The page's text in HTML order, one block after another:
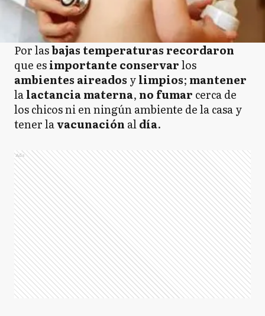
Por lasbajas temperaturas recordaron
que esimportante conservarlos
ambientes aireados ylimpios; mantener
lalactancia materna, no fumar cerca de
los chicos ni en ningún ambiente de la casa y
tener lavacunación aldía.
Ads